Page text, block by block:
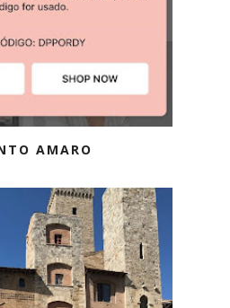
AMARO